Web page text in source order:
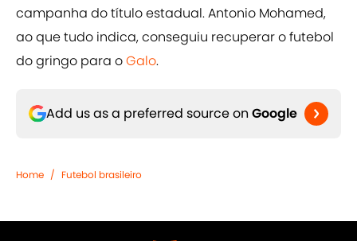
campanha do título estadual. Antonio Mohamed,
ao que tudo indica, conseguiu recuperar o futebol
do gringo para oGalo.
Add us as a preferred source on Google
Home / Futebol brasileiro